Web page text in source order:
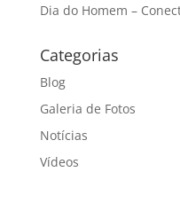
Dia do Homem –
Categorias
Blog
Galeria de Fotos
Notícias
Vídeos